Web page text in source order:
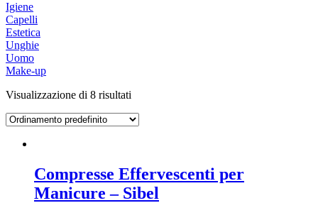
Igiene
Capelli
Estetica
Unghie
Uomo
Make-up
Visualizzazione di 8 risultati
Compresse Effervescenti per
Manicure – Sibel